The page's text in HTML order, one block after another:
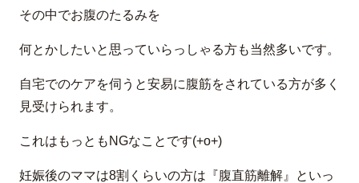
その中でお腹のたるみを
何とかしたいと思っていらっしゃる方も当然多いです。
自宅でのケアを伺うと安易に腹筋をされている方が多く
見受けられます。
これはもっともNGなことです(+o+)
妊娠後のママは8割くらいの方は『腹直筋離解』といっ